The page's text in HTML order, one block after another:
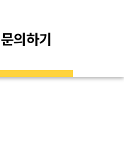
문의하기